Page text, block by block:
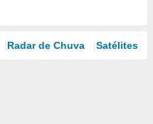
Radar de Chuva Satélites